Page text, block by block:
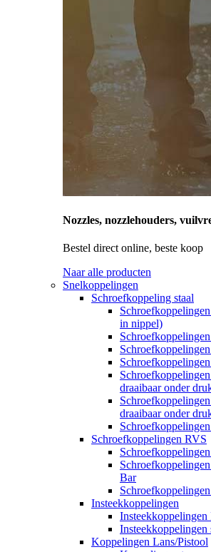
Nozzles, nozzlehouders,
Bestel direct online, beste koop
Naar alle producten
Snelkoppelingen
Schroefkoppeling staal
in nippel)
draaibaar onder
draaibaar onder
Schroefkoppelingen RVS
Bar
Insteekkoppelingen
Insteekkoppelingen
Insteekkoppelingen
Koppelingen Lans/Pistool